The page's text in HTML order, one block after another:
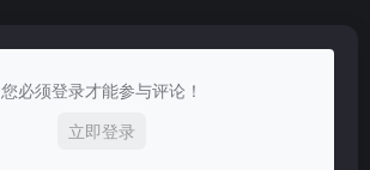
您必须登录才能参与评论！
立即登录